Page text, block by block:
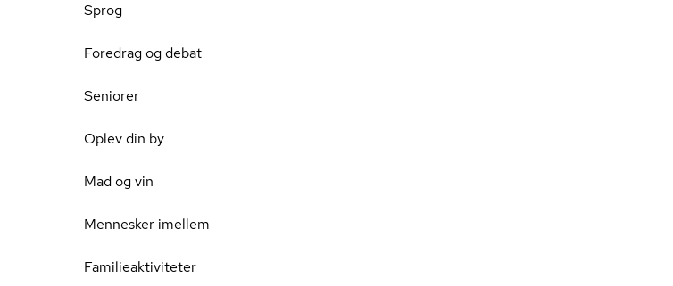
Sprog
Foredrag og debat
Seniorer
Oplev din by
Mad og vin
Mennesker imellem
Familieaktiviteter